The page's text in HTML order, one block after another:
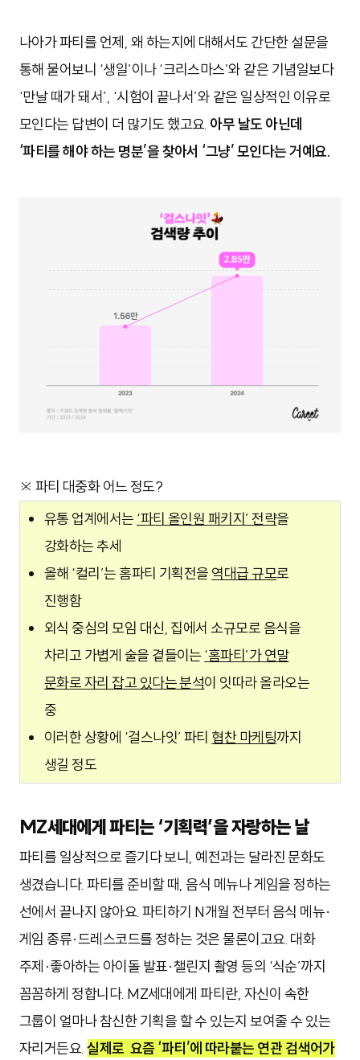
나아가파티를 언제, 왜 하는지에 대해서도 간단한 설문을
통해 물어보니 ‘생일’이나 ‘크리스마스’와 같은 기념일보다
‘만날 때가 돼서’, ‘시험이 끝나서’와 같은 일상적인 이유로
모인다는 답변이 더 많기도 했고요. 아무 날도 아닌데
‘파티를 해야 하는 명분’을 찾아서 ‘그냥’ 모인다는 거예요.
※ 파티 대중화 어느 정도?
유통 업계에서는 ‘파티 올인원 패키지’ 전략을
강화하는 추세
올해 ‘컬리’는 홈파티 기획전을 역대급 규모로
진행함
외식 중심의 모임 대신, 집에서 소규모로 음식을
차리고 가볍게 술을 곁들이는 ‘홈파티’가 연말
문화로 자리 잡고 있다는 분석이 잇따라 올라오는
중
이러한 상황에 ‘걸스나잇’ 파티 협찬 마케팅까지
생길 정도
MZ세대에게 파티는 ‘기획력’을 자랑하는 날
파티를 일상적으로 즐기다 보니, 예전과는 달라진 문화도
생겼습니다. 파티를 준비할 때, 음식 메뉴나 게임을 정하는
선에서 끝나지 않아요. 파티하기 N개월 전부터 음식 메뉴·
게임 종류·드레스코드를 정하는 것은 물론이고요. 대화
주제·좋아하는 아이돌 발표·챌린지 촬영 등의 ‘식순’까지
꼼꼼하게 정합니다. MZ세대에게 파티란, 자신이 속한
그룹이 얼마나 참신한 기획을 할 수 있는지 보여줄 수 있는
자리거든요.실제로 요즘 ‘파티’에 따라붙는 연관 검색어가